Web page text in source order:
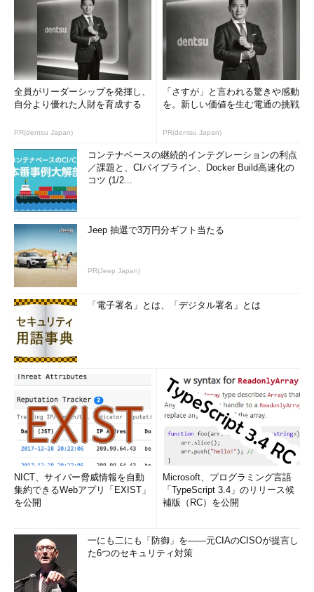
［電源オプション］で「休止状態」を有効化する（3）
右ペインが「電源とスリープ」になるので、ここの「関連設
定」にある［電源の追加設定］をクリックする。
［電源オプション］で「休止状態」を有効化する（4）
［コントロールパネル］の［電源オプション］画面が開くの
で、左メニューの［電源ボタンの動作を選択する］をクリッ
クする。
全員がリーダーシップを発揮し、
自分より優れた人財を育成する
PR(dentsu Japan)
「さすが」と言われる驚きや感動
を。新しい価値を生む電通の挑戦
PR(dentsu Japan)
コンテナベースの継続的インテグレーションの利点
／課題と、CIパイプライン、Docker Build高速化の
コツ (1/2...
Jeep 抽選で3万円分ギフト当たる
PR(Jeep Japan)
「電子署名」とは、「デジタル署名」とは
NICT、サイバー脅威情報を自動
集約できるWebアプリ「EXIST」
を公開
Microsoft、プログラミング言語
「TypeScript 3.4」のリリース候
補版（RC）を公開
一にも二にも「防御」を――元CIAのCISOが提言し
た6つのセキュリティ対策